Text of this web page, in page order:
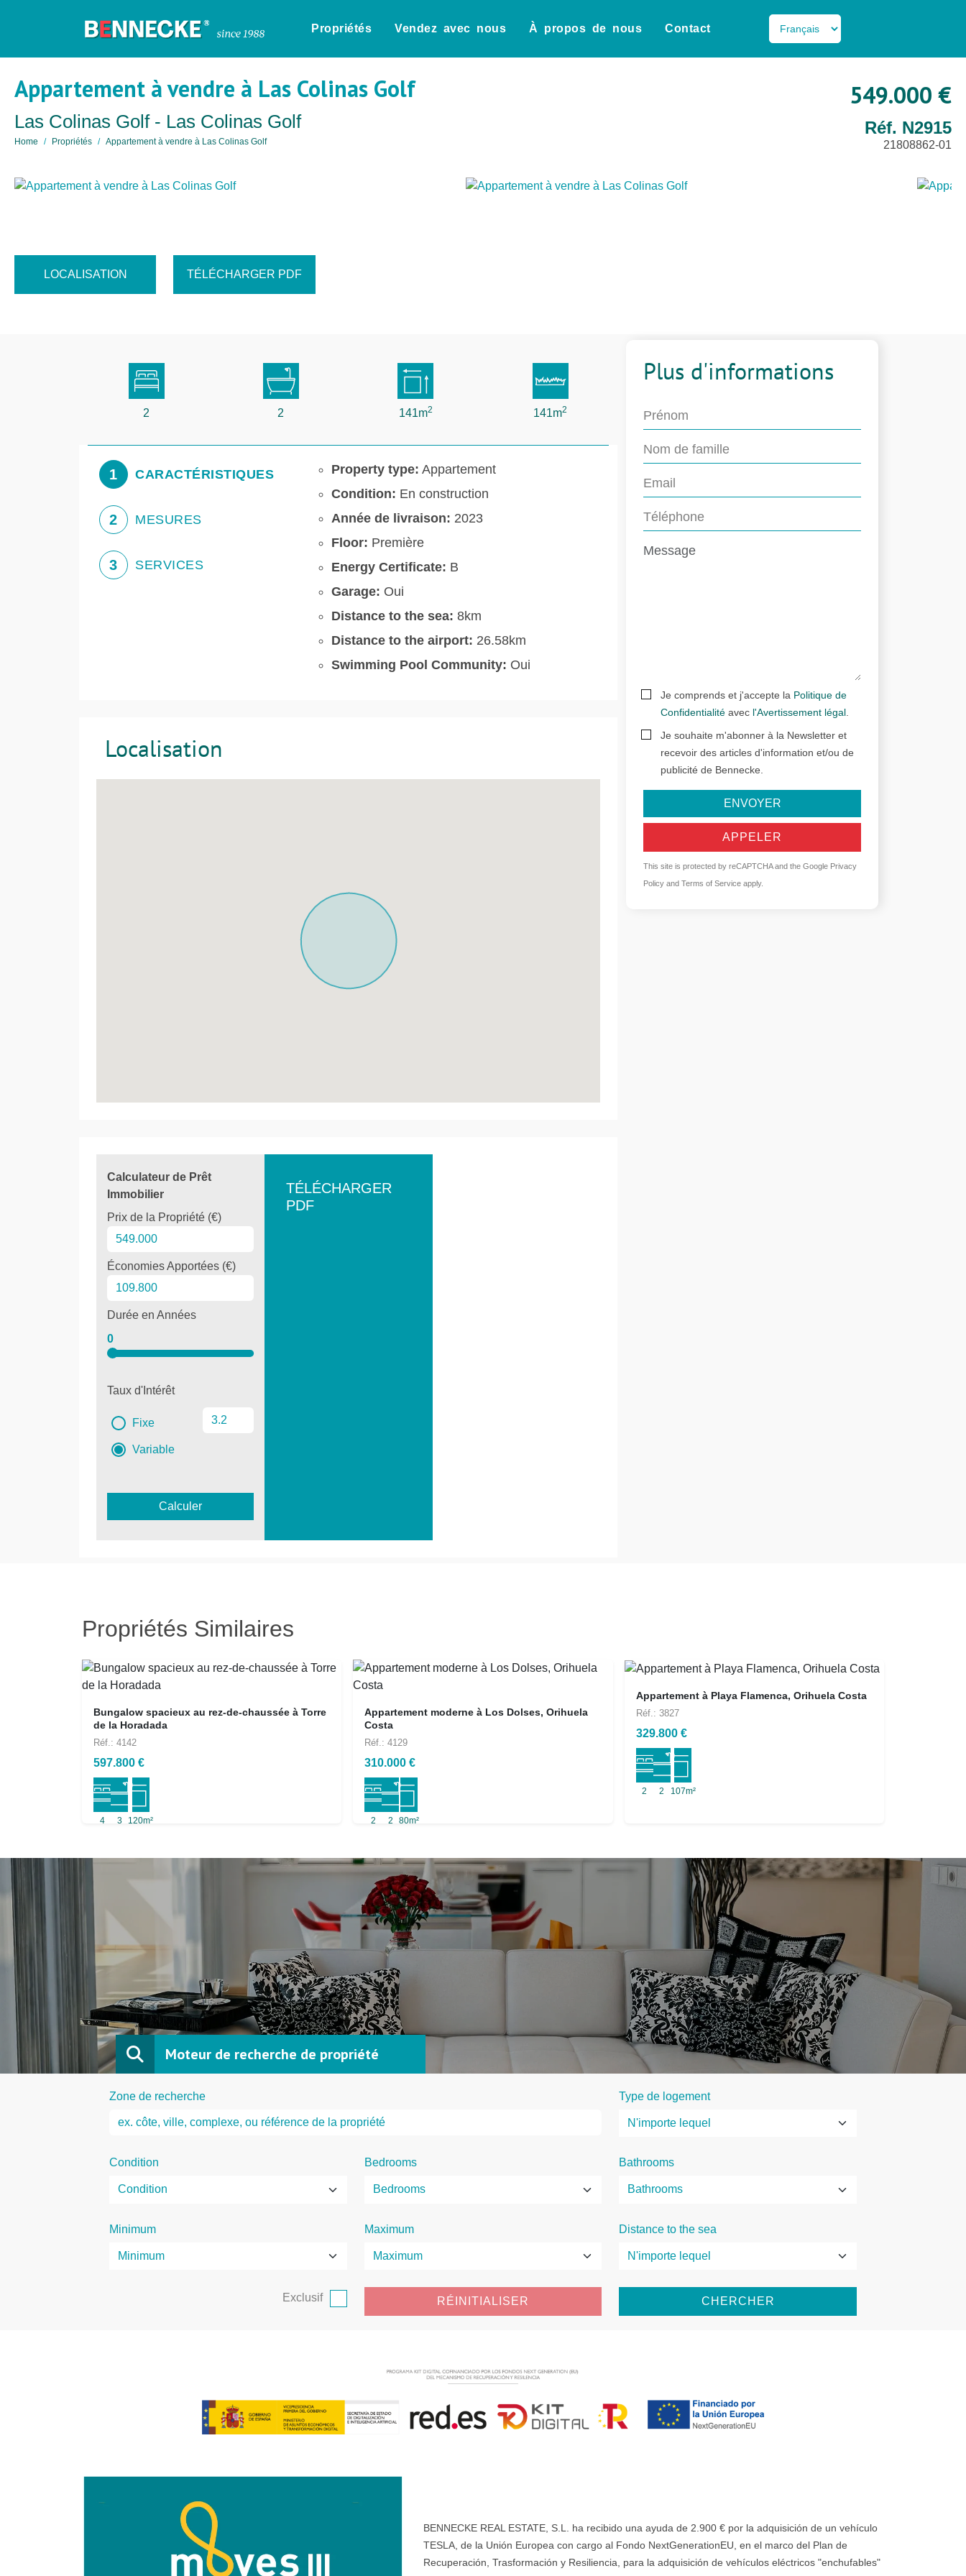
Propriétés Vendez avec nous À propos de nous Contact
Appartement à vendre à Las Colinas Golf
Las Colinas Golf - Las Colinas Golf
Home Propriétés Appartement à vendre à Las Colinas Golf
549.000 €
Réf. N2915
21808862-01
LOCALISATION TÉLÉCHARGER PDF
2 2 141m2 141m2
1 CARACTÉRISTIQUES
2 MESURES
3 SERVICES
Property type: Appartement
Condition: En construction
Année de livraison: 2023
Floor: Première
Energy Certificate: B
Garage: Oui
Distance to the sea: 8km
Distance to the airport: 26.58km
Swimming Pool Community: Oui
Localisation
Calculateur de Prêt
Immobilier
Prix de la Propriété (€)
Économies Apportées (€)
Durée en Années
0
Taux d'Intérêt
Fixe
Variable
Calculer
TÉLÉCHARGER
PDF
Plus d'informations
Je comprends et j'accepte la Politique de
Confidentialité avec l'Avertissement légal
Je souhaite m'abonner à la Newsletter et
recevoir des articles d'information et/ou de
publicité de Bennecke.
ENVOYER
APPELER
This site is protected by reCAPTCHA and the Google Privacy
Policy andTerms of Service apply.
Propriétés Similaires
Bungalow spacieux au rez-de-chaussée à Torre
de la Horadada
Réf.: 4142
597.800 €
4 3 120m²
Appartement moderne à Los Dolses, Orihuela
Costa
Réf.: 4129
310.000 €
2 2 80m²
Appartement à Playa Flamenca, Orihuela Costa
Réf.: 3827
329.800 €
2 2 107m²
Moteur de recherche de propriété
Zone de recherche Type de logement
Condition Bedrooms Bathrooms
Minimum Maximum Distance to the sea
Exclusif RÉINITIALISER CHERCHER
BENNECKE REAL ESTATE, S.L. ha recibido una ayuda de 2.900 € por la adquisición de un vehículo
TESLA, de la Unión Europea con cargo al Fondo NextGenerationEU, en el marco del Plan de
Recuperación, Trasformación y Resiliencia, para la adquisición de vehículos eléctricos "enchufables"